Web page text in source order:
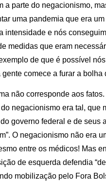
a parte do negacionismo,
uma pandemia que era
intensidade e nós
medidas que eram
de que é possível
comece a furar a bolha
não corresponde aos
negacionismo era tal, que
governo federal e de seus
O negacionismo não era
entre os médicos! Mas
de esquerda defendia
mobilização pelo Fora